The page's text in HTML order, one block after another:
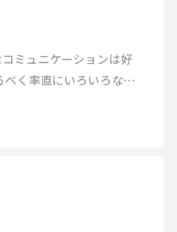
ミュニケーションは好
く率直にいろいろな物
るつもりです。 た